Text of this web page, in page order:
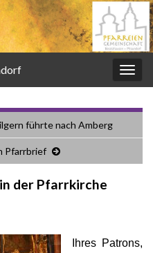
führte nach Amberg
Pfarrbrief
der Pfarrkirche
Ihres Patrons,